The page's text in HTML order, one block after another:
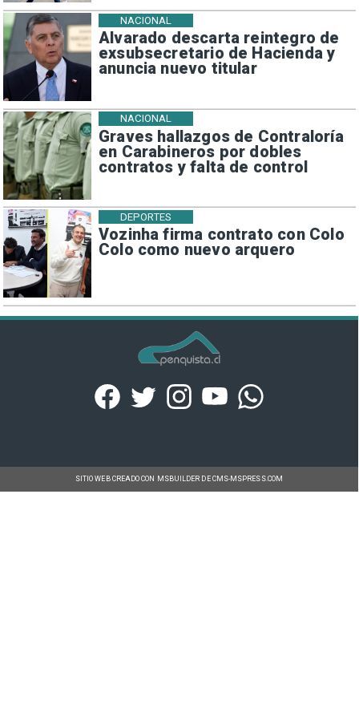
Alvarado descarta reintegro de
exsubsecretario de Hacienda y
anuncia nuevo titular
NACIONAL
Graves hallazgos de Contraloría
en Carabineros por dobles
contratos y falta de control
NACIONAL
Vozinha firma contrato con Colo
Colo como nuevo arquero
DEPORTES
SITIO WEB CREADO CON MSBUILDER DE CMS-MSPRESS.COM